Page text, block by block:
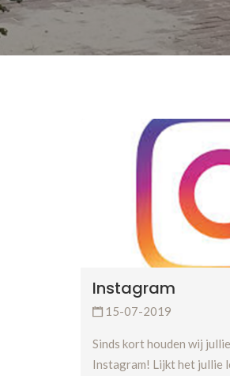
Instagram
15-07-2019
Sinds kort houden wij
Instagram! Lijkt het jullie